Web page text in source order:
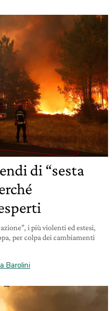
di “sesta
i più violenti ed estesi,
per colpa dei cambiamenti
Barolini